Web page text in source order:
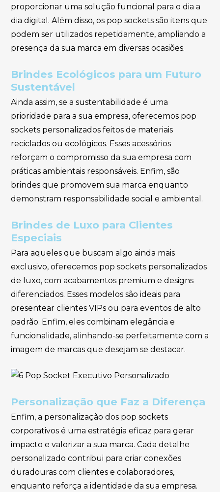
proporcionar uma solução funcional para o dia a
dia digital. Além disso, os pop sockets são itens que
podem ser utilizados repetidamente, ampliando a
presença da sua marca em diversas ocasiões.
Brindes Ecológicos para um Futuro
Sustentável
Ainda assim, se a sustentabilidade é uma
prioridade para a sua empresa, oferecemos pop
sockets personalizados feitos de materiais
reciclados ou ecológicos. Esses acessórios
reforçam o compromisso da sua empresa com
práticas ambientais responsáveis. Enfim, são
brindes que promovem sua marca enquanto
demonstram responsabilidade social e ambiental.
Brindes de Luxo para Clientes
Especiais
Para aqueles que buscam algo ainda mais
exclusivo, oferecemos pop sockets personalizados
de luxo, com acabamentos premium e designs
diferenciados. Esses modelos são ideais para
presentear clientes VIPs ou para eventos de alto
padrão. Enfim, eles combinam elegância e
funcionalidade, alinhando-se perfeitamente com a
imagem de marcas que desejam se destacar.
Personalização que Faz a Diferença
Enfim, a personalização dos pop sockets
corporativos é uma estratégia eficaz para gerar
impacto e valorizar a sua marca. Cada detalhe
personalizado contribui para criar conexões
duradouras com clientes e colaboradores,
enquanto reforça a identidade da sua empresa.